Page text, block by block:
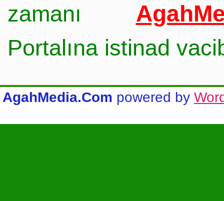
zamanı
Portalına istinad
AgahMedia.Com powered by